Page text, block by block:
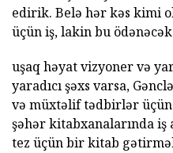
edirik. Belə hər kəs kimi
üçün iş, lakin bu
uşaq həyat vizyoner və
yaradıcı şəxs varsa,
və müxtəlif tədbirlər
şəhər kitabxanalarında
tez üçün bir kitab